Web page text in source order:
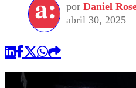
por Daniel
abril 30, 2025